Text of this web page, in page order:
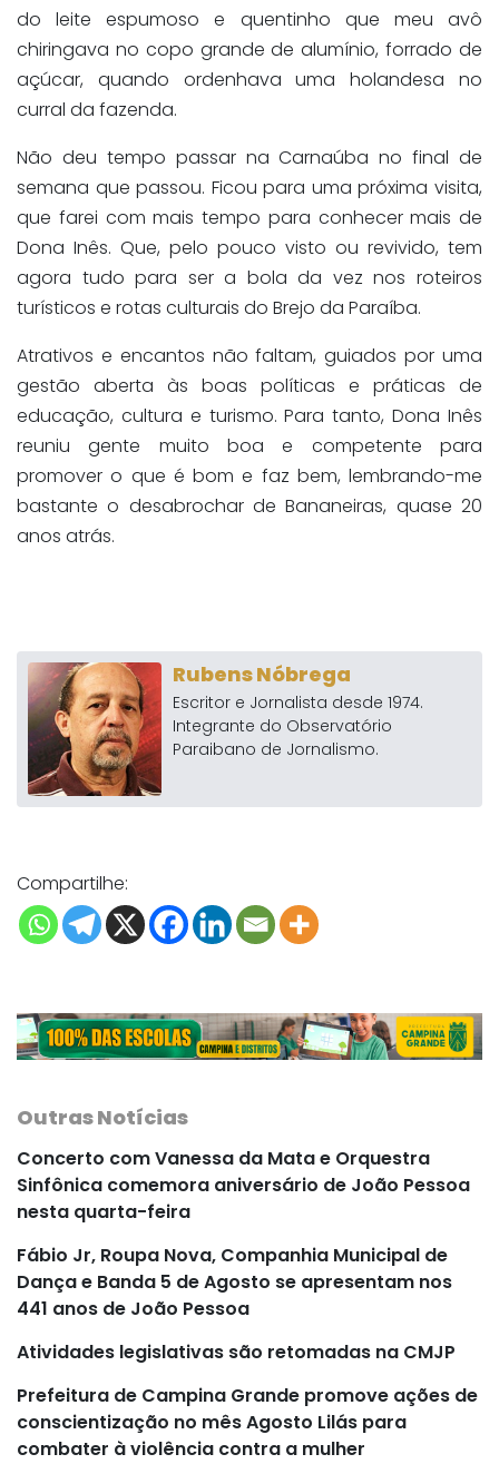
do leite espumoso e quentinho que meu avô
chiringava no copo grande de alumínio, forrado de
açúcar, quando ordenhava uma holandesa no
curral da fazenda.
Não deu tempo passar na Carnaúba no final de
semana que passou. Ficou para uma próxima visita,
que farei com mais tempo para conhecer mais de
Dona Inês. Que, pelo pouco visto ou revivido, tem
agora tudo para ser a bola da vez nos roteiros
turísticos e rotas culturais do Brejo da Paraíba.
Atrativos e encantos não faltam, guiados por uma
gestão aberta às boas políticas e práticas de
educação, cultura e turismo. Para tanto, Dona Inês
reuniu gente muito boa e competente para
promover o que é bom e faz bem, lembrando-me
bastante o desabrochar de Bananeiras, quase 20
anos atrás.
Rubens Nóbrega
Escritor e Jornalista desde 1974.
Integrante do Observatório
Paraibano de Jornalismo.
Compartilhe:
Outras Notícias
Concerto com Vanessa da Mata e Orquestra
Sinfônica comemora aniversário de João Pessoa
nesta quarta-feira
Fábio Jr, Roupa Nova, Companhia Municipal de
Dança e Banda 5 de Agosto se apresentam nos
441 anos de João Pessoa
Atividades legislativas são retomadas na CMJP
Prefeitura de Campina Grande promove ações de
conscientização no mês Agosto Lilás para
combater à violência contra a mulher